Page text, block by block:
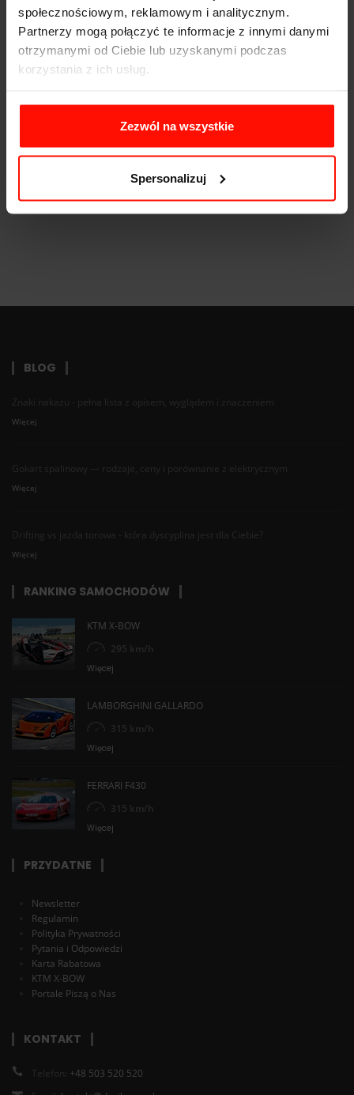
społecznościowym, reklamowym i analitycznym.
Partnerzy mogą połączyć te informacje z innymi danymi
otrzymanymi od Ciebie lub uzyskanymi podczas
korzystania z ich usług.
Zezwól na wszystkie
Spersonalizuj
Prędkość max:
250km/h
Moc:
210KM
Napęd:
tył
1.8 l
BLOG
Znaki nakazu - pełna lista z opisem, wyglądem i znaczeniem
Więcej
Gokart spalinowy — rodzaje, ceny i porównanie z elektrycznym
Więcej
Drifting vs jazda torowa - która dyscyplina jest dla Ciebie?
Więcej
RANKING SAMOCHODÓW
KTM X-BOW
295 km/h
Więcej
LAMBORGHINI GALLARDO
315 km/h
Więcej
FERRARI F430
315 km/h
Więcej
PRZYDATNE
Newsletter
Regulamin
Polityka Prywatności
Pytania i Odpowiedzi
Karta Rabatowa
KTM X-BOW
Portale Piszą o Nas
KONTAKT
Telefon: +48 503 520 520